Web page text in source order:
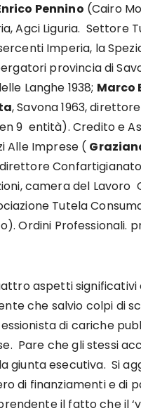
Pennino (Cairo
Agci Liguria. Settore
Imperia, la
provincia di
Langhe 1938; Marco
, Savona 1963,
9 entità). Credito e
Alle Imprese (
camera del
Tutela
Ordini Professionali.
aspetti
che salvio colpi di
di cariche
Pare che gli stessi
giunta esecutiva. Si
di finanziamenti e di
il fatto che il